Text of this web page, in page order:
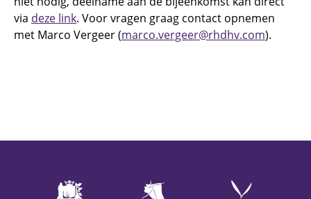
via deze link. Voor vragen graag contact opnemen
met Marco Vergeer (marco.vergeer@rhdhv.com).